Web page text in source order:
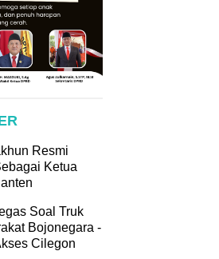
Resmi
Ketua
Soal Truk
Bojonegara -
Cilegon